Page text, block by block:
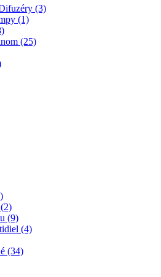
(3)
(1)
(25)
(9)
(4)
(34)